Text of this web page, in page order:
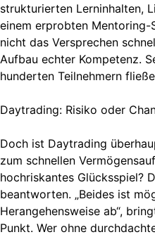
strukturierten Lerninhalten,
einem erprobten Mentoring-
nicht das Versprechen
Aufbau echter Kompetenz.
hunderten Teilnehmern
Daytrading: Risiko oder
Doch ist Daytrading
zum schnellen
hochriskantes Glücksspiel?
beantworten. „Beides ist
Herangehensweise ab“,
Punkt. Wer ohne